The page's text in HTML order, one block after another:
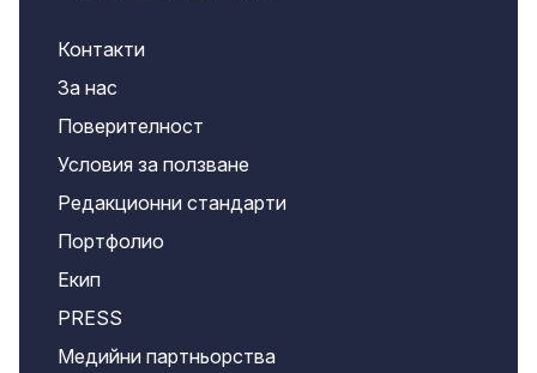
Контакти
За нас
Поверителност
Условия за ползване
Редакционни стандарти
Портфолио
Екип
PRESS
Медийни партньорства